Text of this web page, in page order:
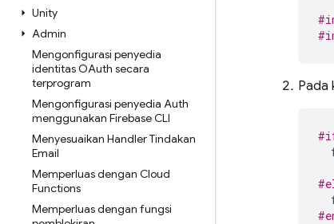
Unity
Admin
Mengonfigurasi penyedia
identitas OAuth secara
terprogram
Mengonfigurasi penyedia Auth
menggunakan Firebase CLI
Menyesuaikan Handler Tindakan
Email
Memperluas dengan Cloud
Functions
Memperluas dengan fungsi
Pada